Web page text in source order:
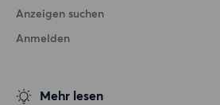
Anzeigen suchen
Anmelden
Mehr lesen